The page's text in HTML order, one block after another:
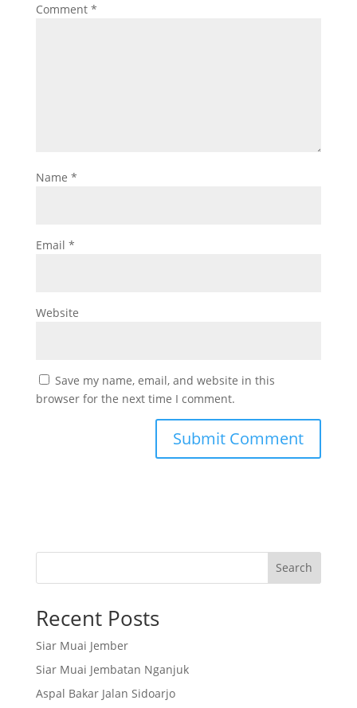
Comment *
Name *
Email *
Website
Save my name, email, and website in this
browser for the next time I comment.
Search
Recent Posts
Siar Muai Jember
Siar Muai Jembatan Nganjuk
Aspal Bakar Jalan Sidoarjo